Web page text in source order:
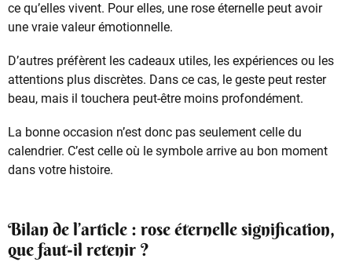
ce qu’elles vivent. Pour elles, une rose éternelle peut avoir
une vraie valeur émotionnelle.
D’autres préfèrent les cadeaux utiles, les expériences ou les
attentions plus discrètes. Dans ce cas, le geste peut rester
beau, mais il touchera peut-être moins profondément.
La bonne occasion n’est donc pas seulement celle du
calendrier. C’est celle où le symbole arrive au bon moment
dans votre histoire.
Bilan de l’article : rose éternelle signification,
que faut-il retenir ?